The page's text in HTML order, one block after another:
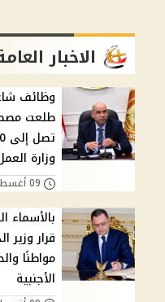
الاخبار
وظائف
وزارة
09 أغسطس, 2026 04:21 م
بالأسماء
مواطنًا
الأجنبية